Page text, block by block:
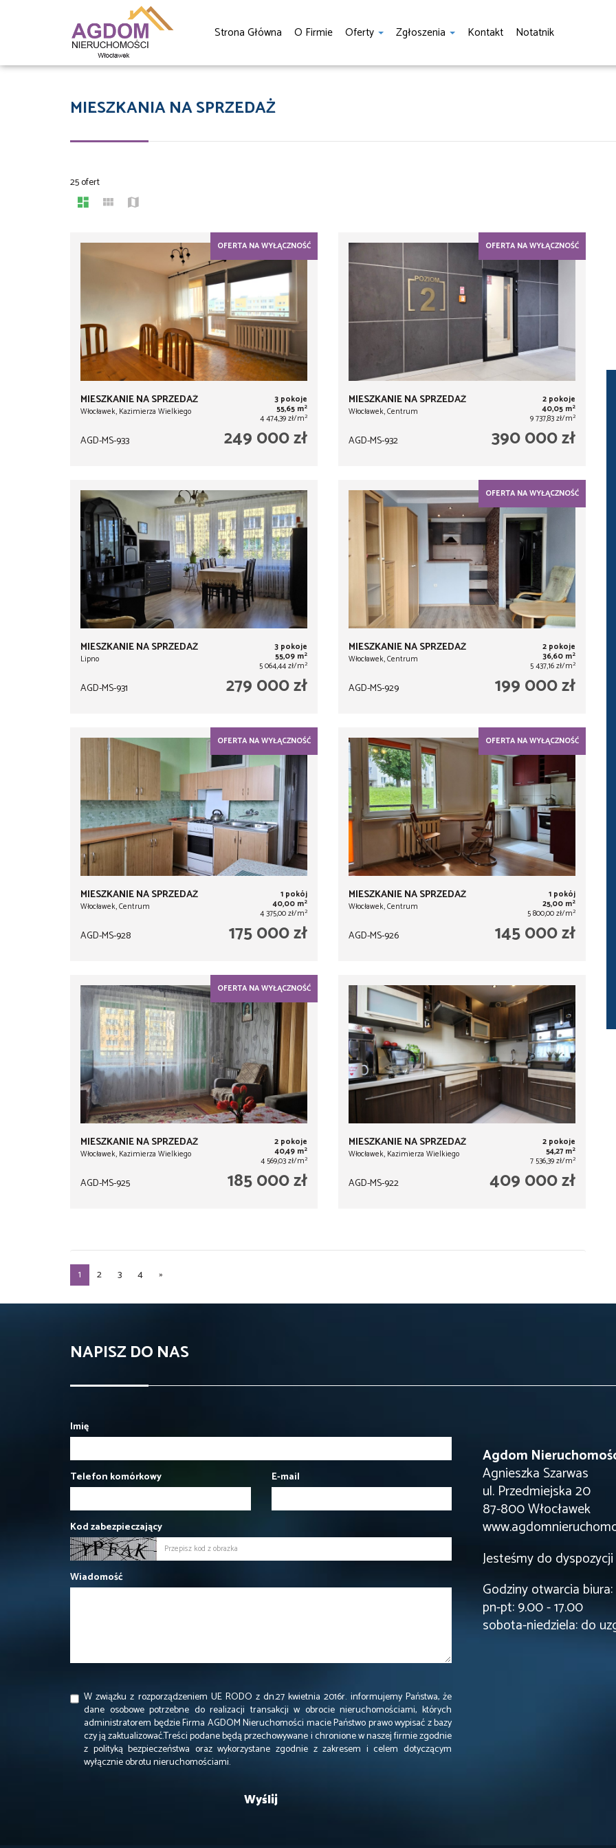
Strona Główna O Firmie Oferty Zgłoszenia Kontakt Notatnik
MIESZKANIA NA SPRZEDAŻ
25 ofert
OFERTA NA WYŁĄCZNOŚĆ
MIESZKANIE NA SPRZEDAŻ
Włocławek, Kazimierza Wielkiego
3 pokoje
55,65 m2
4 474,39 zł/m2
AGD-MS-933 249 000 zł
OFERTA NA WYŁĄCZNOŚĆ
MIESZKANIE NA SPRZEDAŻ
Włocławek, Centrum
2 pokoje
40,05 m2
9 737,83 zł/m2
AGD-MS-932 390 000 zł
MIESZKANIE NA SPRZEDAŻ
Lipno
3 pokoje
55,09 m2
5 064,44 zł/m2
AGD-MS-931 279 000 zł
OFERTA NA WYŁĄCZNOŚĆ
MIESZKANIE NA SPRZEDAŻ
Włocławek, Centrum
2 pokoje
36,60 m2
5 437,16 zł/m2
AGD-MS-929 199 000 zł
OFERTA NA WYŁĄCZNOŚĆ
MIESZKANIE NA SPRZEDAŻ
Włocławek, Centrum
1 pokój
40,00 m2
4 375,00 zł/m2
AGD-MS-928 175 000 zł
OFERTA NA WYŁĄCZNOŚĆ
MIESZKANIE NA SPRZEDAŻ
Włocławek, Centrum
1 pokój
25,00 m2
5 800,00 zł/m2
AGD-MS-926 145 000 zł
OFERTA NA WYŁĄCZNOŚĆ
MIESZKANIE NA SPRZEDAŻ
Włocławek, Kazimierza Wielkiego
2 pokoje
40,49 m2
4 569,03 zł/m2
AGD-MS-925 185 000 zł
MIESZKANIE NA SPRZEDAŻ
Włocławek, Kazimierza Wielkiego
2 pokoje
54,27 m2
7 536,39 zł/m2
AGD-MS-922 409 000 zł
1 2 3 4 »
NAPISZ DO NAS
Imię
Telefon komórkowy E-mail
Kod zabezpieczający
Wiadomość
W związku z rozporządzeniem UE RODO z dn.27 kwietnia 2016r. informujemy Państwa, że
dane osobowe potrzebne do realizacji transakcji w obrocie nieruchomościami, których
administratorem będzie Firma AGDOM Nieruchomości macie Państwo prawo wypisać z bazy
czy ją zaktualizować.Treści podane będą przechowywane i chronione w naszej firmie zgodnie
z polityką bezpieczeństwa oraz wykorzystane zgodnie z zakresem i celem dotyczącym
wyłącznie obrotu nieruchomościami.
Agdom
Agnieszka Szarwas
ul. Przedmiejska 20
87-800 Włocławek
Jesteśmy do
Godziny otwarcia biura:
pn-pt: 9.00 - 17.00
sobota-niedziela: do